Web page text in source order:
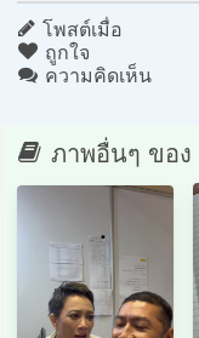
โพสต์เมื่อ
ถูกใจ
ความคิดเห็น
ภาพอื่นๆ ของ